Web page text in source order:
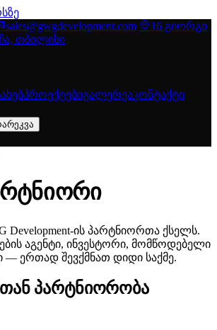
sales@gwgdevelopment.com
16 გიორგი
თბილისი
პროექტებიგალერეაკონტაქტი
Development-ის პარტნიორთა ქსელს.
აგენტი, ინვესტორი, მომწოდებელი
ერთად შევქმნათ დიდი საქმე.
პარტნიორობა